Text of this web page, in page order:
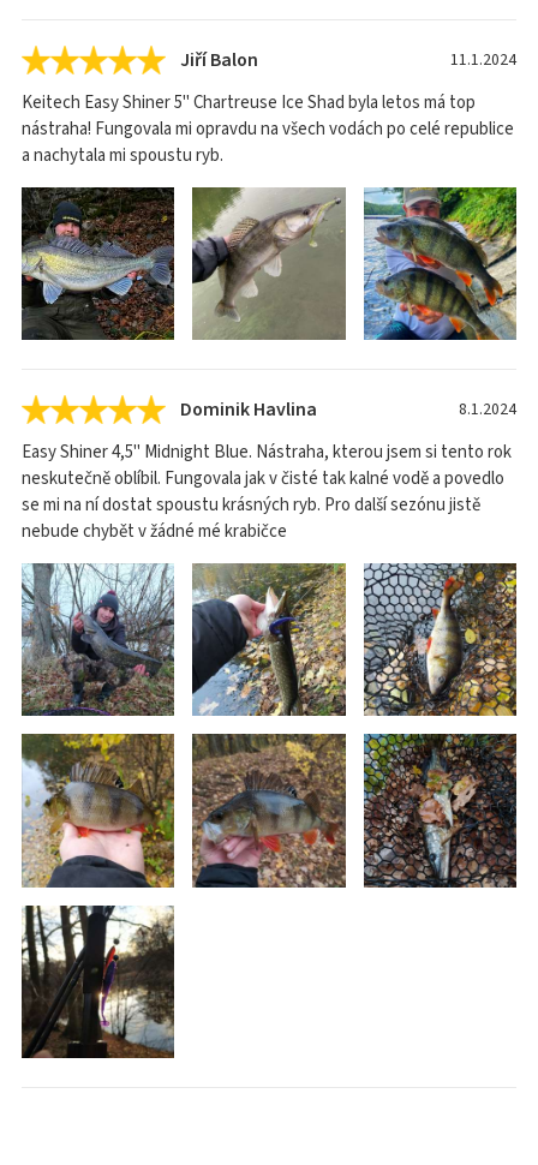
Jiří Balon 11.1.2024
Keitech Easy Shiner 5" Chartreuse Ice Shad byla letos má top
nástraha! Fungovala mi opravdu na všech vodách po celé republice
a nachytala mi spoustu ryb.
Dominik Havlina 8.1.2024
Easy Shiner 4,5" Midnight Blue. Nástraha, kterou jsem si tento rok
neskutečně oblíbil. Fungovala jak v čisté tak kalné vodě a povedlo
se mi na ní dostat spoustu krásných ryb. Pro další sezónu jistě
nebude chybět v žádné mé krabičce